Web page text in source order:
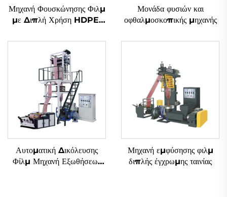
Μηχανή Φουσκώνησης Φιλμ
με Διπλή Χρήση HDPE-
Μονάδα φυσιών και
οφθαλμοσκοπικής μηχανής
Αυτοματική Δικόλευσης
Φίλμ Μηχανή Εξωθήσεως
Μηχανή εμφύσησης φιλμ
διπλής έγχρωμης ταινίας